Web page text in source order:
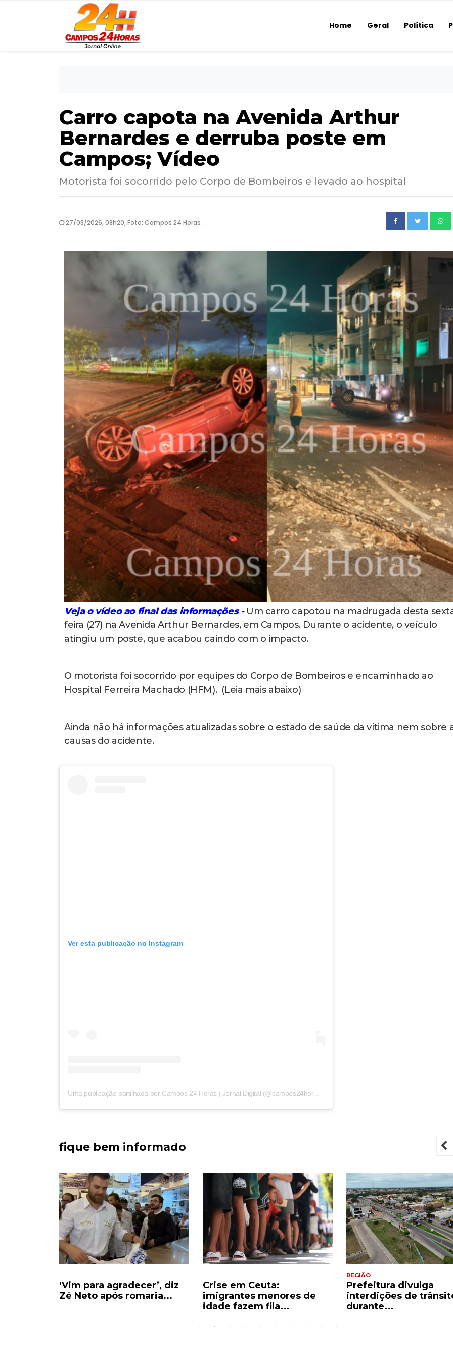
Home Geral Política
Carro capota na Avenida Arthur
Bernardes e derruba poste em
Campos; Vídeo
Motorista foi socorrido pelo Corpo de Bombeiros e levado ao hospital
27/03/2026, 08h20, Foto: Campos 24 Horas .
Veja o vídeo ao final das informações - Um carro capotou na madrugada desta
feira (27) na Avenida Arthur Bernardes, em Campos. Durante o acidente, o veículo
atingiu um poste, que acabou caindo com o impacto.
O motorista foi socorrido por equipes do Corpo de Bombeiros e encaminhado ao
Hospital Ferreira Machado (HFM). (Leia mais abaixo)
Ainda não há informações atualizadas sobre o estado de saúde da vítima nem sobre
causas do acidente.
Ver esta publicação no Instagram
fique bem informado
‘Vim para agradecer’, diz
Zé Neto após romaria...
Crise em Ceuta:
imigrantes menores de
idade fazem fila...
REGIÃO
Prefeitura divulga
interdições de
durante...